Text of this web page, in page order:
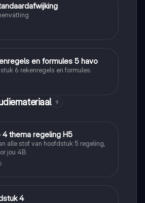
en formules 5 havo
6 rekenregels en formules.
9
4 thema regeling H5
alle stof van hoofdstuk 5 regeling,
jou 4B
4